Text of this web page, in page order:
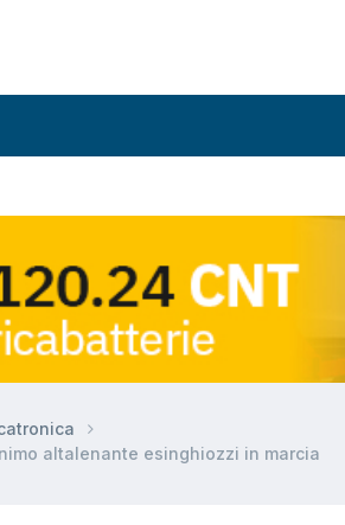
altalenante esinghiozzi in marcia